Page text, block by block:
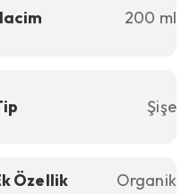
200 ml
Şişe
Özellik Organik